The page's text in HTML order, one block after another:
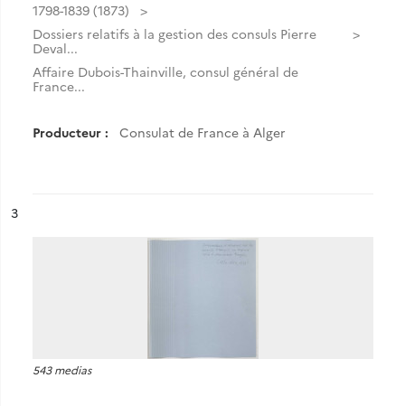
1798-1839 (1873)
Dossiers relatifs à la gestion des consuls Pierre
Deval...
Affaire Dubois-Thainville, consul général de
France...
Producteur : Consulat de France à Alger
n°
3
543 medias